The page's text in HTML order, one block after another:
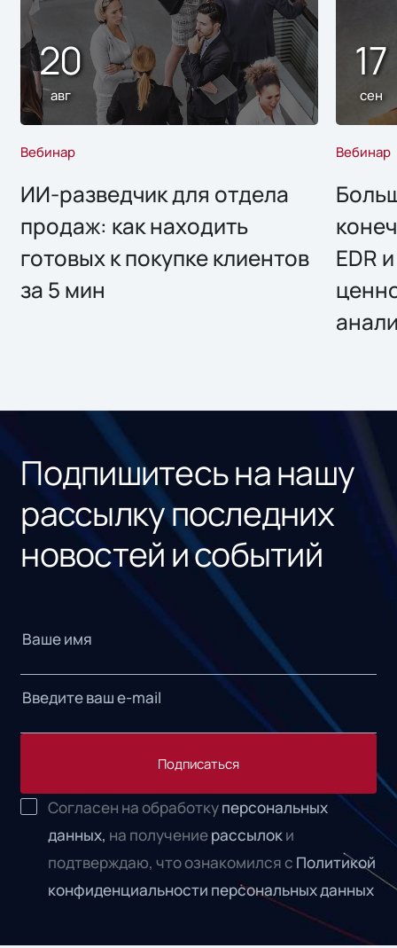
20
авг
Вебинар
ИИ-разведчик для отдела
продаж: как находить
готовых к покупке клиентов
за 5 мин
17
сен
Вебинар
EDR
Подпишитесь на нашу
рассылку последних
новостей и событий
Подписаться
Согласен на обработкуперсональных
данных, на получениерассылоки
подтверждаю, что ознакомился с Политикой
конфиденциальности персональных данных